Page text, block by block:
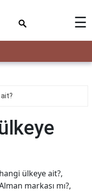
☰
ülkeye ait?,
markası mı?,